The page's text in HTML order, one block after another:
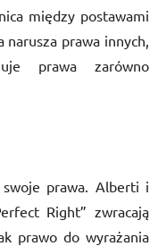
między postawami
prawa innych,
prawa zarówno
prawa. Alberti i
Right” zwracają
prawo do wyrażania